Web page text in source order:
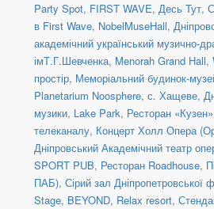
Party Spot, FIRST WAVE, Десь Тут,
в First Wave, NobelMuseHall,
академічний український музично-
імТ.Г.Шевченка, Menorah Grand Hall,
простір, Меморіальний будинок-
Planetarium Noosphere, с. Хащеве,
музики, Lake Park, Ресторан «Кузен»
телеканалу, Концерт Холл Опера
Дніпровський Академічний театр
SPORT PUB, Ресторан Roadhouse,
ПАБ), Сірий зал Дніпропетровської
Stage, BEYOND, Relax resort,